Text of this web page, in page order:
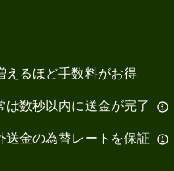
えるほど手数料がお得
は数秒以内に送金が完了
送金の為替レートを保証